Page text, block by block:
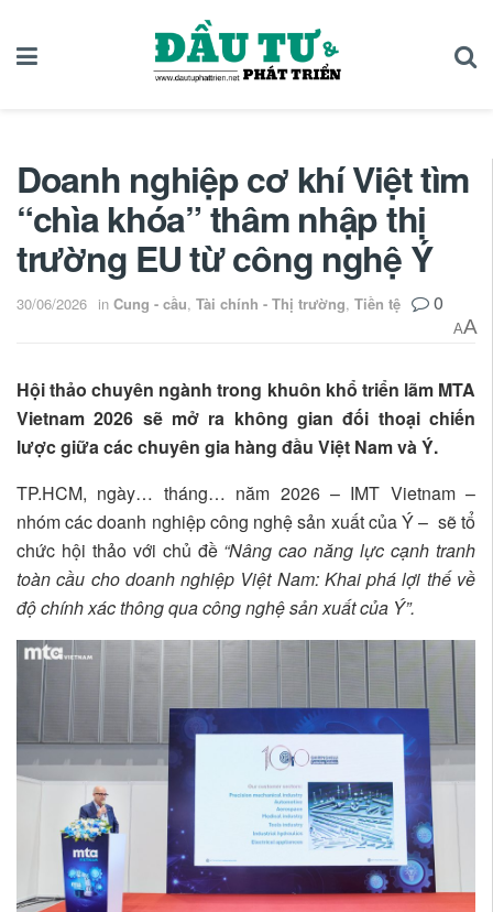
Doanh nghiệp cơ khí Việt tìm
“chìa khóa” thâm nhập thị
trường EU từ công nghệ Ý
30/06/2026 in Cung - cầu, Tài chính - Thị trường, Tiền tệ 0
AA
Hội thảo chuyên ngành trong khuôn khổ triển lãm MTA
Vietnam 2026 sẽ mở ra không gian đối thoại chiến
lược giữa các chuyên gia hàng đầu Việt Nam và Ý.
TP.HCM, ngày… tháng… năm 2026 – IMT Vietnam –
nhóm các doanh nghiệp công nghệ sản xuất của Ý – sẽ tổ
chức hội thảo với chủ đề “Nâng cao năng lực cạnh tranh
toàn cầu cho doanh nghiệp Việt Nam: Khai phá lợi thế về
độ chính xác thông qua công nghệ sản xuất của Ý”.